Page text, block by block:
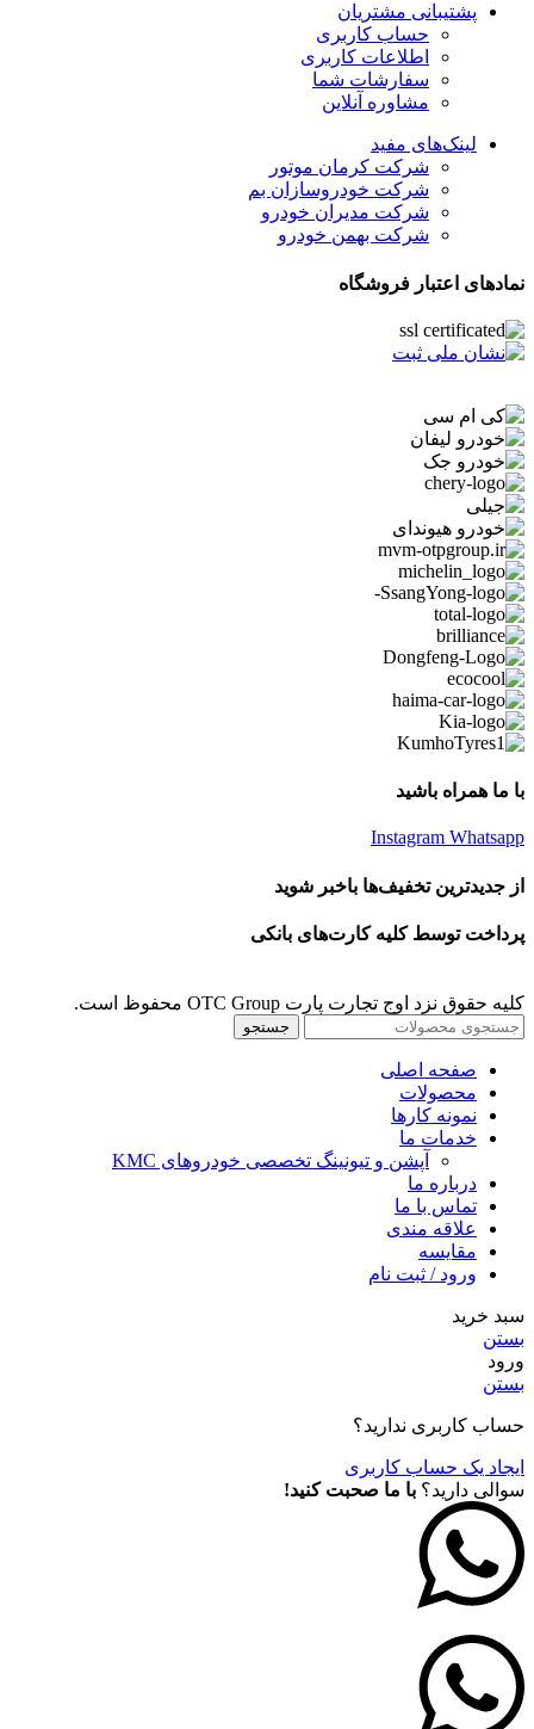
پشتیبانی مشتریان
حساب کاربری
اطلاعات کاربری
سفارشات شما
مشاوره آنلاین
لینک‌های مفید
شرکت کرمان موتور
شرکت خودروسازان بم
شرکت مدیران خودرو
شرکت بهمن خودرو
نمادهای اعتبار فروشگاه
با ما همراه باشید
Instagram Whatsapp
از جدیدترین تخفیف‌ها باخبر شوید
پرداخت توسط کلیه کارت‌های بانکی
کلیه حقوق نزد اوج تجارت پارت OTC Group محفوظ است.
جستجو
صفحه اصلی
محصولات
نمونه کارها
خدمات ما
آپشن و تیونینگ تخصصی خودروهای KMC
درباره ما
تماس با ما
علاقه مندی
مقايسه
ورود / ثبت نام
سبد خرید
بستن
ورود
بستن
حساب کاربری ندارید؟
ایجاد یک حساب کاربری
سوالی دارید؟ با ما صحبت کنید!